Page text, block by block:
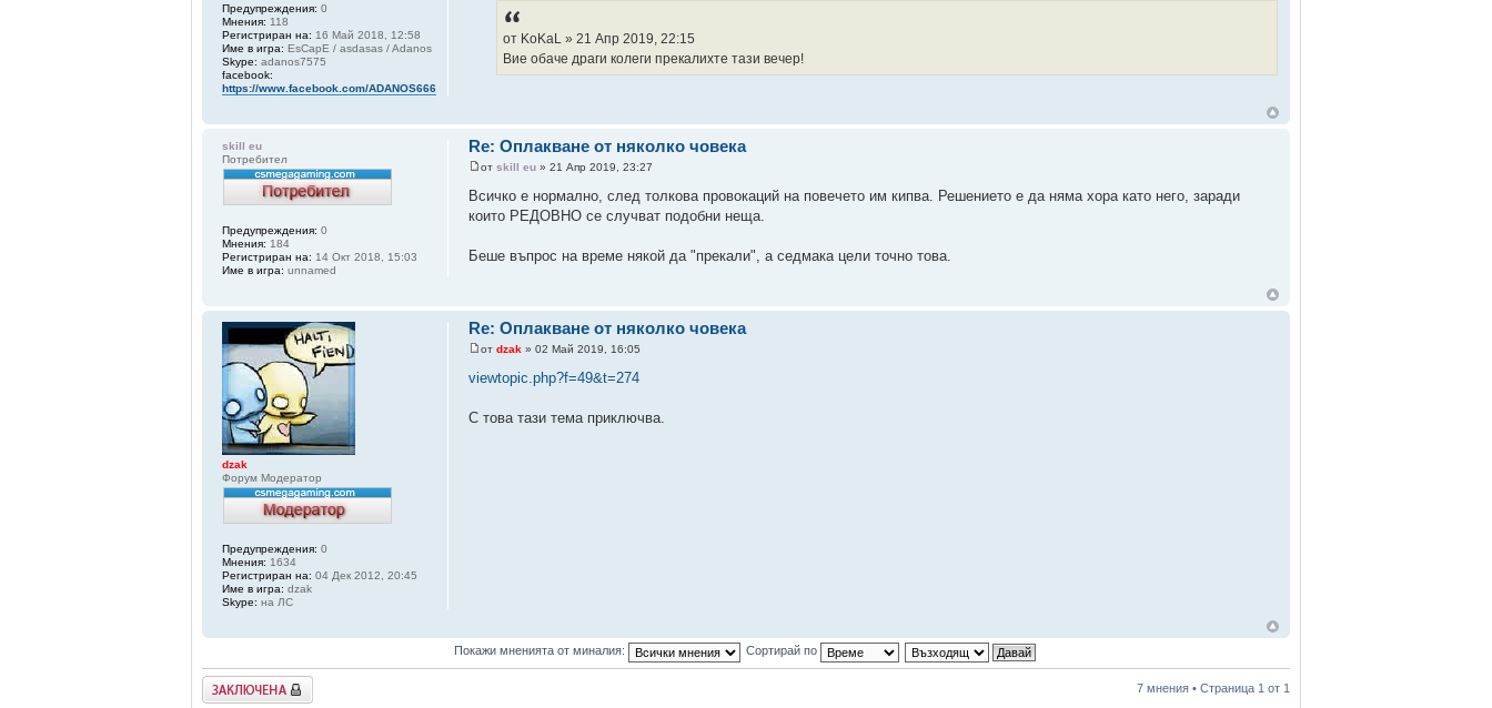
от KoKaL » 21 Апр 2019, 22:15
Вие обаче драги колеги прекалихте тази вечер!
Предупреждения: 0
Мнения: 118
Регистриран на: 16 Май 2018, 12:58
Име в игра: EsCapE / asdasas / Adanos
Skype: adanos7575
facebook:
https://www.facebook.com/ADANOS666
Re: Оплакване от няколко човека
отskill eu » 21 Апр 2019, 23:27
Всичко е нормално, след толкова провокаций на повечето им кипва. Решението е да няма хора като него, заради
които РЕДОВНО се случват подобни неща.
Беше въпрос на време някой да "прекали", а седмака цели точно това.
skill eu
Потребител
Предупреждения: 0
Мнения: 184
Регистриран на: 14 Окт 2018, 15:03
Име в игра: unnamed
Re: Оплакване от няколко човека
отdzak » 02 Май 2019, 16:05
viewtopic.php?f=49&t=274
С това тази тема приключва.
dzak
Форум Модератор
Предупреждения: 0
Мнения: 1634
Регистриран на: 04 Дек 2012, 20:45
Име в игра: dzak
Skype: на ЛС
Покажи мненията от миналия: Сортирай по
Заключена 7 мнения • Страница 1 от 1